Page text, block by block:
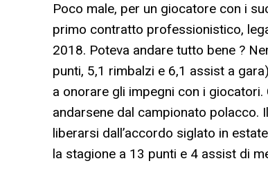
Poco male, per un giocatore con i
primo contratto professionistico,
2018. Poteva andare tutto bene ?
punti, 5,1 rimbalzi e 6,1 assist a
a onorare gli impegni con i
andarsene dal campionato
liberarsi dall’accordo siglato in
la stagione a 13 punti e 4 assist di